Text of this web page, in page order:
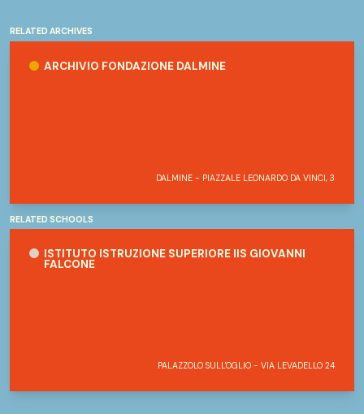
RELATED ARCHIVES
ARCHIVIO FONDAZIONE DALMINE
DALMINE - PIAZZALE LEONARDO DA VINCI, 3
RELATED SCHOOLS
ISTITUTO ISTRUZIONE SUPERIORE IIS GIOVANNI
FALCONE
PALAZZOLO SULL'OGLIO - VIA LEVADELLO 24